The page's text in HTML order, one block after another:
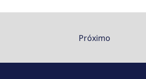
Próximo